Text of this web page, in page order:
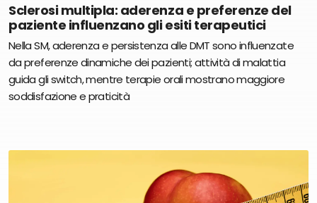
Sclerosi multipla: aderenza e preferenze del
paziente influenzano gli esiti terapeutici
Nella SM, aderenza e persistenza alle DMT sono influenzate
da preferenze dinamiche dei pazienti; attività di malattia
guida gli switch, mentre terapie orali mostrano maggiore
soddisfazione e praticità